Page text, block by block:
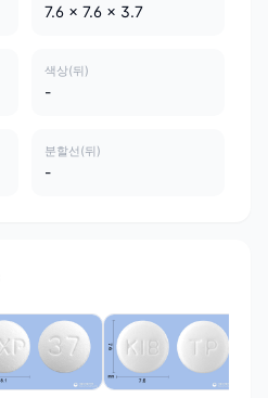
7.6 x 7.6 x 3.7
색상(뒤)
-
분할선(뒤)
-